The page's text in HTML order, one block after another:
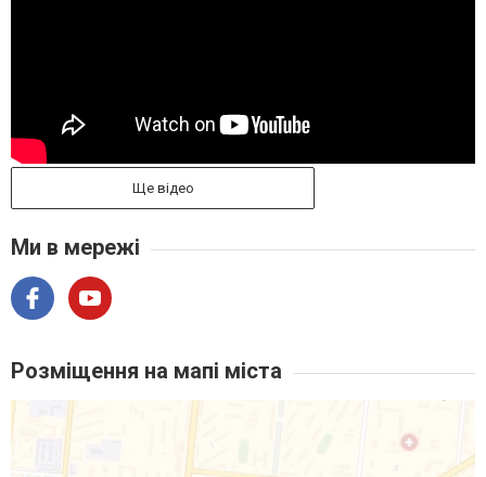
Ще відео
Ми в мережі
Розміщення на мапі міста